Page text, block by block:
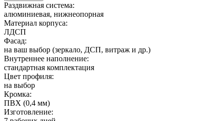
Раздвижная система:
алюминиевая, нижнеопорная
Материал корпуса:
ЛДСП
Фасад:
на ваш выбор (зеркало, ДСП, витраж и др.)
Внутреннее наполнение:
стандартная комплектация
Цвет профиля:
на выбор
Кромка:
ПВХ (0,4 мм)
Изготовление: